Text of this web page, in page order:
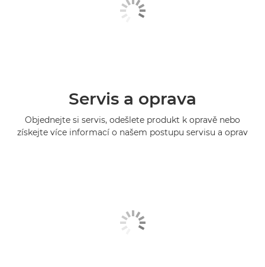
Servis a oprava
Objednejte si servis, odešlete produkt k opravě nebo
získejte více informací o našem postupu servisu a oprav